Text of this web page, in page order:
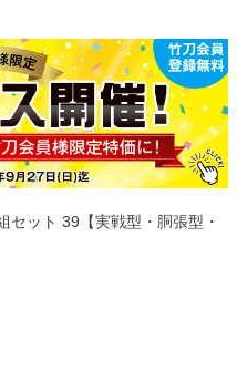
セット 39【実戦型・胴張型・